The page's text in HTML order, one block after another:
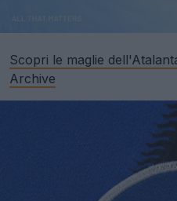
Scopri le maglie
Archive